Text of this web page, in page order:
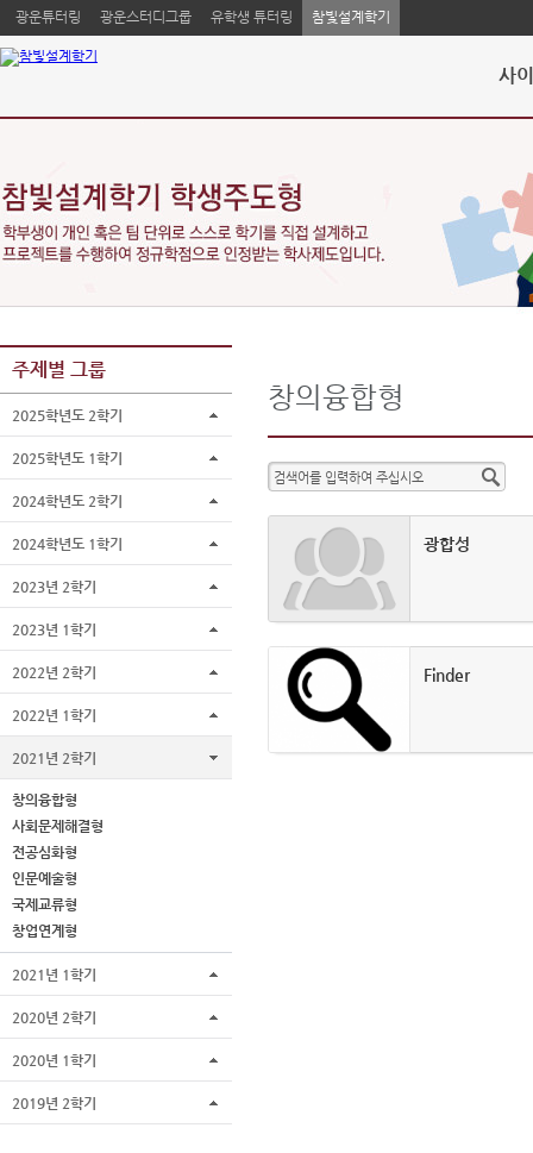
광운튜터링 광운스터디그룹 유학생 튜터링 참빛설계학기
사
주제별 그룹
2025학년도 2학기
2025학년도 1학기
2024학년도 2학기
2024학년도 1학기
2023년 2학기
2023년 1학기
2022년 2학기
2022년 1학기
2021년 2학기
창의융합형
사회문제해결형
전공심화형
인문예술형
국제교류형
창업연계형
2021년 1학기
2020년 2학기
2020년 1학기
2019년 2학기
창의융합형
광합성
Finder